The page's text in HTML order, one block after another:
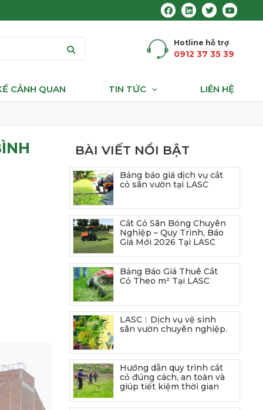
Hotline hỗ trợ
0912 37 35 39
CẢNH QUAN TIN TỨC LIÊN HỆ
BÀI VIẾT NỔI BẬT
Bảng báo giá dịch vụ cắt
cỏ sân vườn tại LASC
Cắt Cỏ Sân Bóng Chuyên
Nghiệp – Quy Trình, Báo
Giá Mới 2026 Tại LASC
Bảng Báo Giá Thuê Cắt
Cỏ Theo m² Tại LASC
LASC︱Dịch vụ vệ sinh
sân vườn chuyên nghiệp.
Hướng dẫn quy trình cắt
cỏ đúng cách, an toàn và
giúp tiết kiệm thời gian